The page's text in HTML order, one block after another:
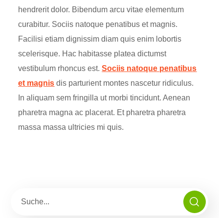
hendrerit dolor. Bibendum arcu vitae elementum
curabitur. Sociis natoque penatibus et magnis.
Facilisi etiam dignissim diam quis enim lobortis
scelerisque. Hac habitasse platea dictumst
vestibulum rhoncus est.Sociis natoque penatibus
et magnis dis parturient montes nascetur ridiculus.
In aliquam sem fringilla ut morbi tincidunt. Aenean
pharetra magna ac placerat. Et pharetra pharetra
massa massa ultricies mi quis.